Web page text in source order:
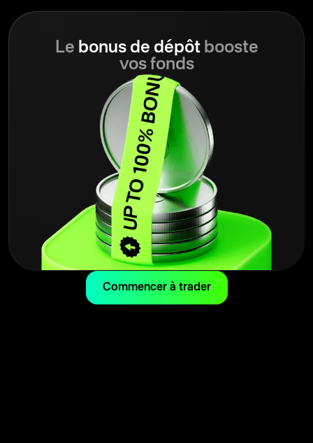
Le bonus de dépôtbooste
vos fonds
Commencer à trader